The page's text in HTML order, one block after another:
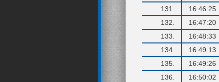
131.
16:46:25
132.
16:47:20
133.
16:48:33
134.
16:49:13
135.
16:49:26
136.
16:50:02